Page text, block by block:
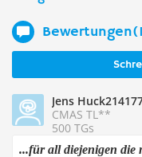
Jens
CMAS TL**
500 TGs
...für all diejenigen die